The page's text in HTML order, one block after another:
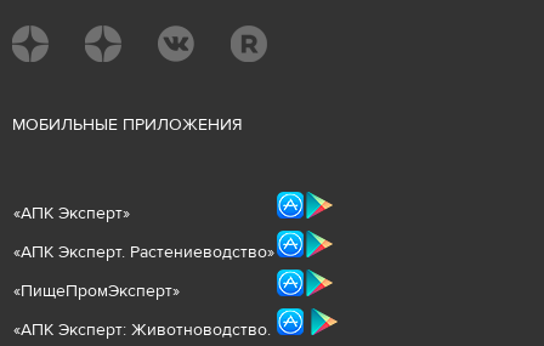
МОБИЛЬНЫЕ ПРИЛОЖЕНИЯ
«АПК Эксперт»
«АПК Эксперт. Растениеводство»
«ПищеПромЭксперт»
«АПК Эксперт: Животноводство.